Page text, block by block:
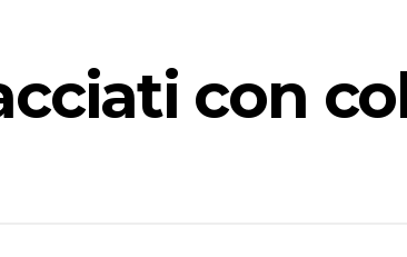
con